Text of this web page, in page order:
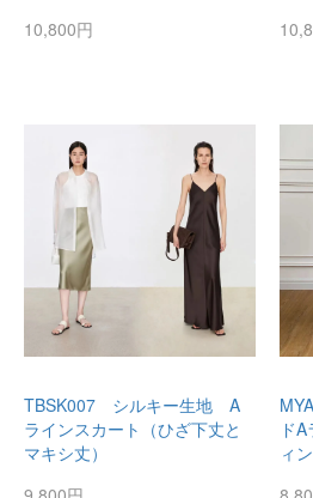
10,800円
TBSK007 シルキー生地 A
ラインスカート（ひざ下丈と
マキシ丈）
ド
ィ